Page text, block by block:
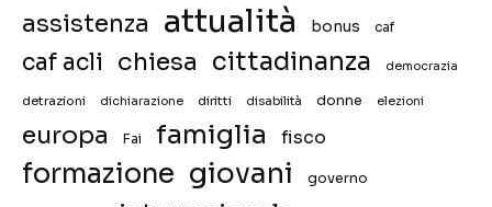
assistenza attualità bonus caf
caf acli chiesa cittadinanza democrazia
detrazioni dichiarazione diritti disabilità donne elezioni
europa Fai famiglia fisco
formazione giovani governo